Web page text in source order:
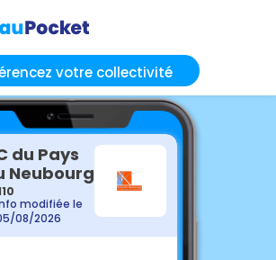
votre collectivité
du Pays
Neubourg
modifiée le
08/2026